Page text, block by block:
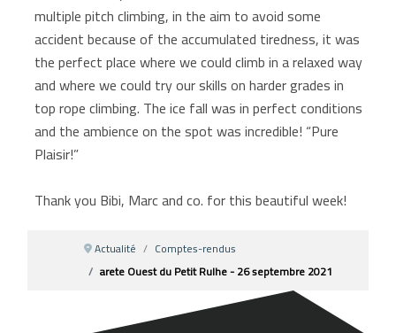
multiple pitch climbing, in the aim to avoid some
accident because of the accumulated tiredness, it was
the perfect place where we could climb in a relaxed way
and where we could try our skills on harder grades in
top rope climbing. The ice fall was in perfect conditions
and the ambience on the spot was incredible! “Pure
Plaisir!”
Thank you Bibi, Marc and co. for this beautiful week!
Actualité
Comptes-rendus
arete Ouest du Petit Rulhe - 26 septembre 2021